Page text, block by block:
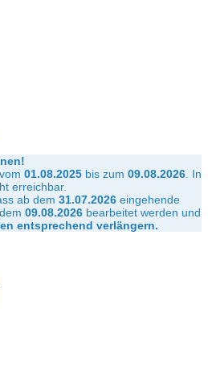
vom 01.08.2025 bis zum 09.08.2026 In
erreichbar.
ab dem 31.07.2026 eingehende
09.08.2026 bearbeitet werden und
entsprechend verlängern.